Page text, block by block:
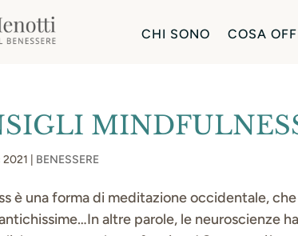
CHI SONO COSA
2021 BENESSERE
è una forma di meditazione occidentale,
altre parole, le neuroscienze